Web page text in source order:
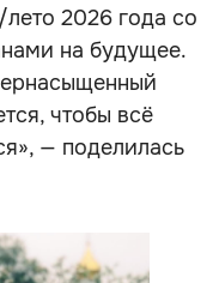
2026 года со
на будущее.
чтобы всё
— поделилась